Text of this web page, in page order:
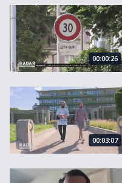
122 rues lausannoises à
00:00:26
Covid-19:
00:03:07
Pas de Giron en 2020